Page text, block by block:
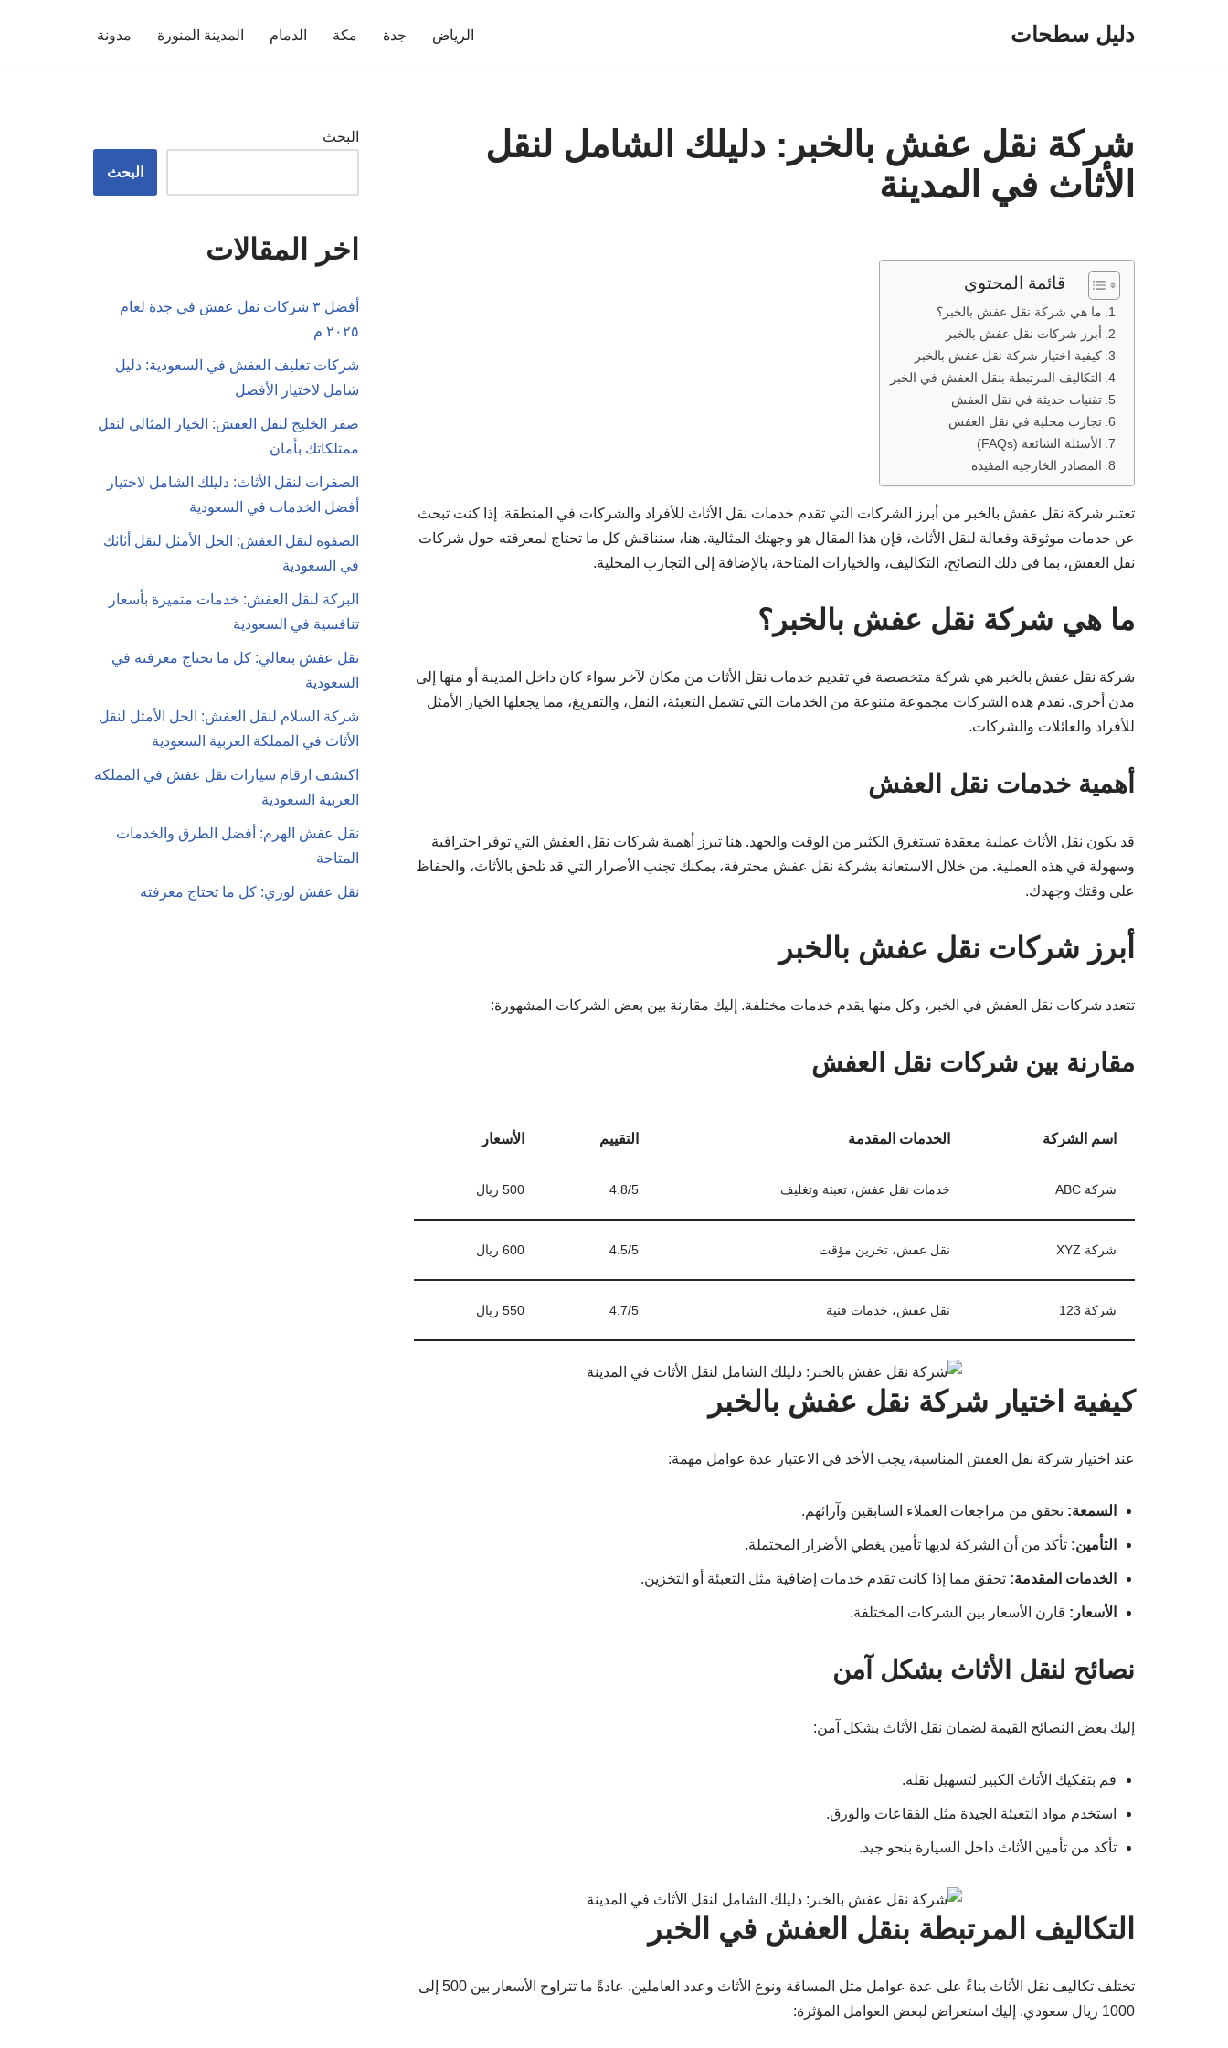
دليل سطحات الرياض جدة مكة الدمام المدينة المنورة مدونة
شركة نقل عفش بالخبر: دليلك الشامل لنقل
الأثاث في المدينة
قائمة المحتوي
ما هي شركة نقل عفش بالخبر؟
أبرز شركات نقل عفش بالخبر
كيفية اختيار شركة نقل عفش بالخبر
التكاليف المرتبطة بنقل العفش في الخبر
تقنيات حديثة في نقل العفش
تجارب محلية في نقل العفش
الأسئلة الشائعة (FAQs)
المصادر الخارجية المفيدة
تعتبر شركة نقل عفش بالخبر من أبرز الشركات التي تقدم خدمات نقل الأثاث للأفراد والشركات في المنطقة. إذا كنت تبحث
عن خدمات موثوقة وفعالة لنقل الأثاث، فإن هذا المقال هو وجهتك المثالية. هنا، سنناقش كل ما تحتاج لمعرفته حول شركات
نقل العفش، بما في ذلك النصائح، التكاليف، والخيارات المتاحة، بالإضافة إلى التجارب المحلية.
ما هي شركة نقل عفش بالخبر؟
شركة نقل عفش بالخبر هي شركة متخصصة في تقديم خدمات نقل الأثاث من مكان لآخر سواء كان داخل المدينة أو منها إلى
مدن أخرى. تقدم هذه الشركات مجموعة متنوعة من الخدمات التي تشمل التعبئة، النقل، والتفريغ، مما يجعلها الخيار الأمثل
للأفراد والعائلات والشركات.
أهمية خدمات نقل العفش
قد يكون نقل الأثاث عملية معقدة تستغرق الكثير من الوقت والجهد. هنا تبرز أهمية شركات نقل العفش التي توفر احترافية
وسهولة في هذه العملية. من خلال الاستعانة بشركة نقل عفش محترفة، يمكنك تجنب الأضرار التي قد تلحق بالأثاث، والحفاظ
على وقتك وجهدك.
أبرز شركات نقل عفش بالخبر
تتعدد شركات نقل العفش في الخبر، وكل منها يقدم خدمات مختلفة. إليك مقارنة بين بعض الشركات المشهورة:
مقارنة بين شركات نقل العفش
اسم الشركة الخدمات المقدمة التقييم الأسعار
شركة ABC خدمات نقل عفش، تعبئة وتغليف 4.8/5 500 ريال
شركة XYZ نقل عفش، تخزين مؤقت 4.5/5 600 ريال
شركة 123 نقل عفش، خدمات فنية 4.7/5 550 ريال
كيفية اختيار شركة نقل عفش بالخبر
عند اختيار شركة نقل العفش المناسبة، يجب الأخذ في الاعتبار عدة عوامل مهمة:
السمعة: تحقق من مراجعات العملاء السابقين وآرائهم.
التأمين: تأكد من أن الشركة لديها تأمين يغطي الأضرار المحتملة.
الخدمات المقدمة: تحقق مما إذا كانت تقدم خدمات إضافية مثل التعبئة أو التخزين.
الأسعار: قارن الأسعار بين الشركات المختلفة.
نصائح لنقل الأثاث بشكل آمن
إليك بعض النصائح القيمة لضمان نقل الأثاث بشكل آمن:
قم بتفكيك الأثاث الكبير لتسهيل نقله.
استخدم مواد التعبئة الجيدة مثل الفقاعات والورق.
تأكد من تأمين الأثاث داخل السيارة بنحو جيد.
التكاليف المرتبطة بنقل العفش في الخبر
تختلف تكاليف نقل الأثاث بناءً على عدة عوامل مثل المسافة ونوع الأثاث وعدد العاملين. عادةً ما تتراوح الأسعار بين 500 إلى
1000 ريال سعودي. إليك استعراض لبعض العوامل المؤثرة:
البحث
البحث
اخر المقالات
أفضل ٣ شركات نقل عفش في جدة لعام
٢٠٢٥ م
شركات تغليف العفش في السعودية: دليل
شامل لاختيار الأفضل
صقر الخليج لنقل العفش: الخيار المثالي لنقل
ممتلكاتك بأمان
الصفرات لنقل الأثاث: دليلك الشامل لاختيار
أفضل الخدمات في السعودية
الصفوة لنقل العفش: الحل الأمثل لنقل أثاثك
في السعودية
البركة لنقل العفش: خدمات متميزة بأسعار
تنافسية في السعودية
نقل عفش بنغالي: كل ما تحتاج معرفته في
السعودية
شركة السلام لنقل العفش: الحل الأمثل لنقل
الأثاث في المملكة العربية السعودية
اكتشف ارقام سيارات نقل عفش في المملكة
العربية السعودية
نقل عفش الهرم: أفضل الطرق والخدمات
المتاحة
نقل عفش لوري: كل ما تحتاج معرفته